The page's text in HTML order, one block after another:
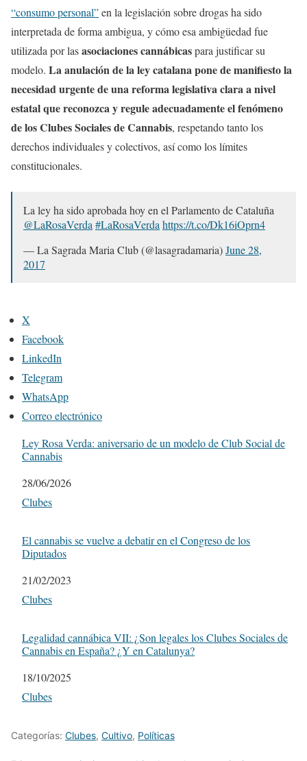
“consumo personal”en la legislación sobre drogas ha sido
interpretada de forma ambigua, y cómo esa ambigüedad fue
utilizada por lasasociaciones cannábicaspara justificar su
modelo. La anulación de la ley catalana pone de manifiesto la
necesidad urgente de una reforma legislativa clara a nivel
estatal que reconozca y regule adecuadamente el fenómeno
de los Clubes Sociales de Cannabis, respetando tanto los
derechos individuales y colectivos, así como los límites
constitucionales.
La ley ha sido aprobada hoy en el Parlamento de Cataluña
@LaRosaVerda#LaRosaVerdahttps://t.co/Dk16iOprn4
— La Sagrada Maria Club (@lasagradamaria)June 28,
2017
X
Facebook
LinkedIn
Telegram
WhatsApp
Correo electrónico
Ley Rosa Verda: aniversario de un modelo de Club Social de
Cannabis
Fecha
28/06/2026
Respecto a
Clubes
El cannabis se vuelve a debatir en el Congreso de los
Diputados
Fecha
21/02/2023
Respecto a
Clubes
Legalidad cannábica VII: ¿Son legales los Clubes Sociales de
Cannabis en España? ¿Y en Catalunya?
Fecha
18/10/2025
Respecto a
Clubes
Categorías: Clubes, Cultivo, Políticas